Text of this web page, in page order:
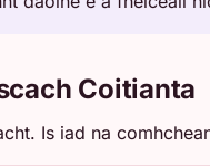
Coitianta
Is iad na